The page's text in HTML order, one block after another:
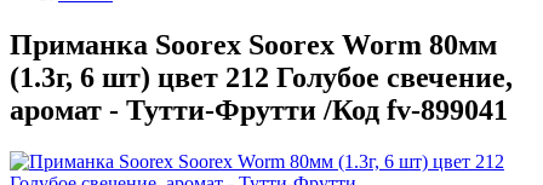
Приманка Soorex Soorex Worm 80мм
(1.3г, 6 шт) цвет 212 Голубое свечение,
аромат - Тутти-Фрутти /Код fv-899041